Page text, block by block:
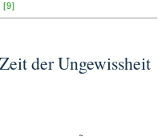
[9]
der Ungewissheit